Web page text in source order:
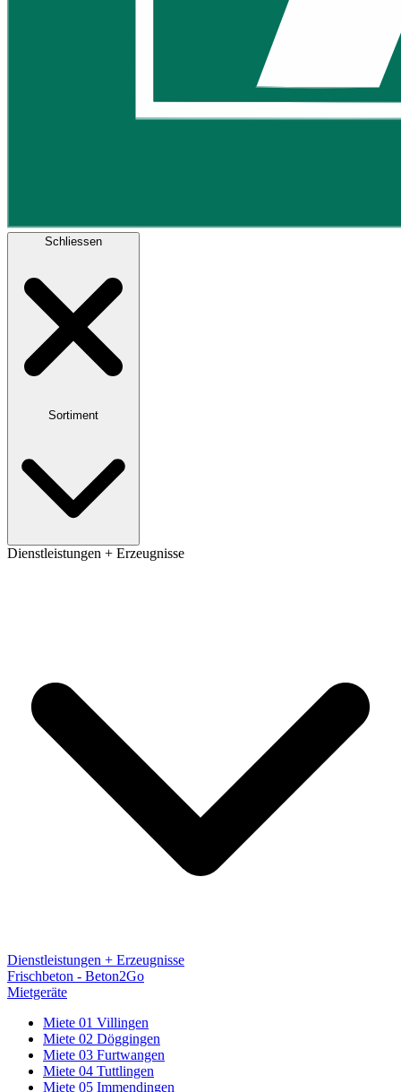
Schliessen
Sortiment
Dienstleistungen + Erzeugnisse
Dienstleistungen + Erzeugnisse
Frischbeton - Beton2Go
Mietgeräte
Miete 01 Villingen
Miete 02 Döggingen
Miete 03 Furtwangen
Miete 04 Tuttlingen
Miete 05 Immendingen